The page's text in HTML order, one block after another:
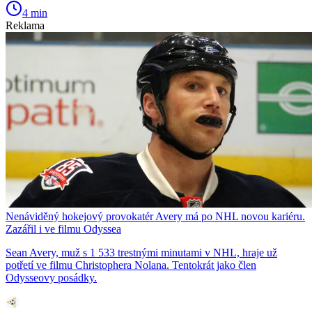
4 min
Reklama
Nenáviděný hokejový provokatér Avery má po NHL novou kariéru.
Zazářil i ve filmu Odyssea
Sean Avery, muž s 1 533 trestnými minutami v NHL, hraje už
potřetí ve filmu Christophera Nolana. Tentokrát jako člen
Odysseovy posádky.